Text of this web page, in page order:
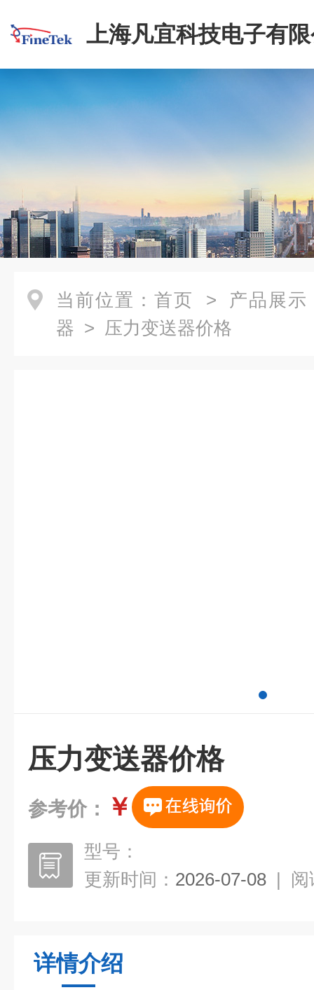
上海凡宜科技电子有
当前位置： 首页 > 产品展示
器 > 压力变送器价格
压力变送器价格
参考价： ￥
型号：
更新时间： 2026-07-08 | 阅
详情介绍